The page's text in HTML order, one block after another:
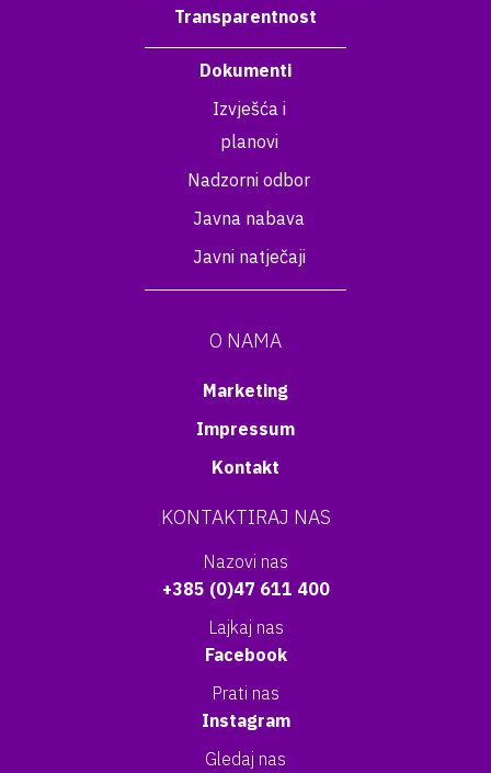
Transparentnost
Dokumenti
Izvješća i
planovi
Nadzorni odbor
Javna nabava
Javni natječaji
O NAMA
Marketing
Impressum
Kontakt
KONTAKTIRAJ NAS
Nazovi nas
+385 (0)47 611 400
Lajkaj nas
Facebook
Prati nas
Instagram
Gledaj nas